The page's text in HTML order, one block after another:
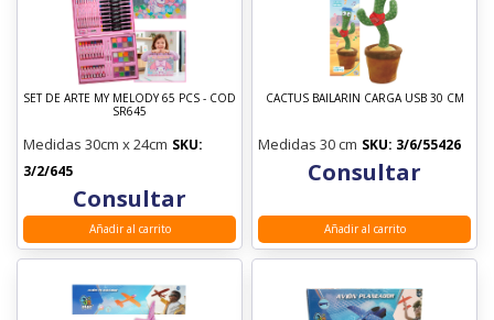
SET DE ARTE MY MELODY 65 PCS - COD
SR645
Medidas 30cm x 24cm SKU:
3/2/645
Consultar
Añadir al carrito
CACTUS BAILARIN CARGA USB 30 CM
Medidas 30 cm SKU: 3/6/55426
Consultar
Añadir al carrito